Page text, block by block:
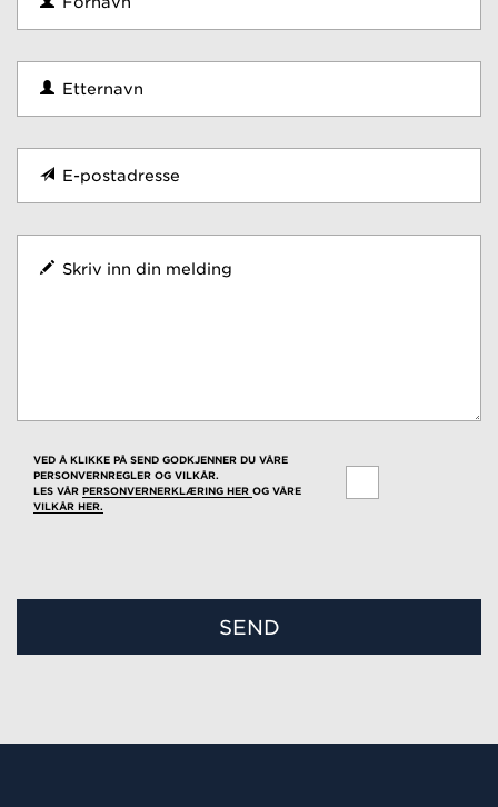
VED Å KLIKKE PÅ SEND GODKJENNER DU VÅRE
PERSONVERNREGLER OG VILKÅR.
LES VÅR PERSONVERNERKLÆRING HER OG VÅRE
VILKÅR HER.